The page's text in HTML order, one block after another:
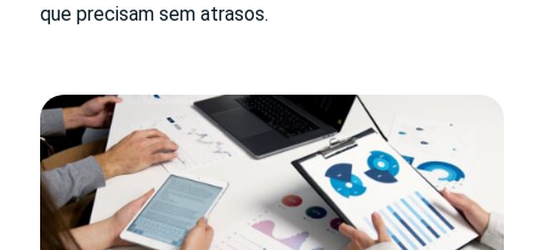
que precisam sem atrasos.